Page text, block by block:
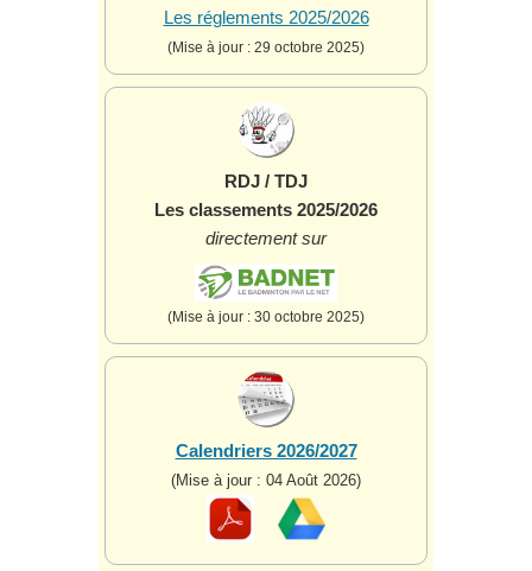
Les réglements 2025/2026
(Mise à jour : 29 octobre 2025)
RDJ / TDJ
Les classements 2025/2026
directement sur
(Mise à jour : 30 octobre 2025)
Calendriers 2026/2027
(Mise à jour : 04 Août 2026)